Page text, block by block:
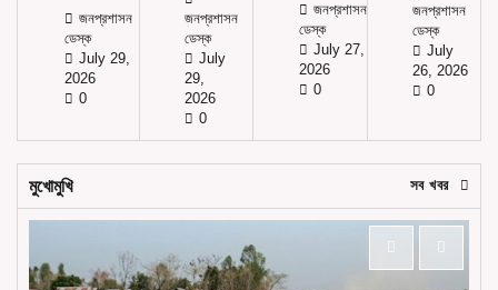
জনপ্রশাসন
ডেস্ক
July 29,
2026
0
জনপ্রশাসন
ডেস্ক
July
29,
2026
0
জনপ্রশাসন
ডেস্ক
July 27,
2026
0
জনপ্রশাসন
ডেস্ক
July
26, 2026
0
মুখোমুখি সব খবর